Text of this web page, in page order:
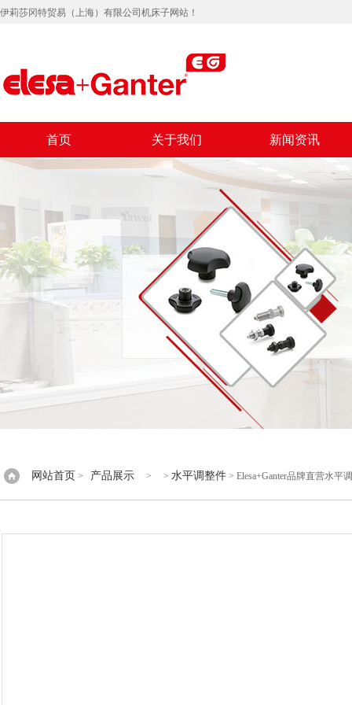
伊莉莎冈特贸易（上海）有限公司机床子网站！
首页 关于我们 新闻资讯
网站首页 > 产品展示 > > 水平调整件 > Elesa+Ganter品牌直营水平